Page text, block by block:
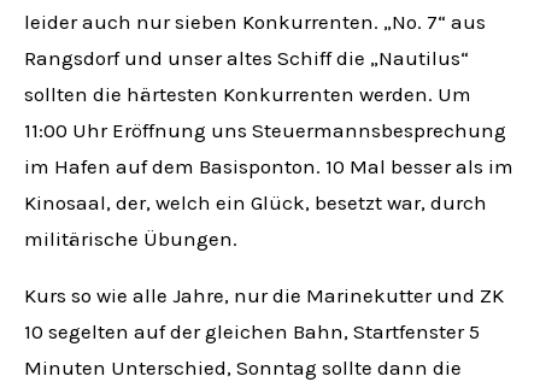
leider auch nur sieben Konkurrenten. „No. 7“ aus
Rangsdorf und unser altes Schiff die „Nautilus“
sollten die härtesten Konkurrenten werden. Um
11:00 Uhr Eröffnung uns Steuermannsbesprechung
im Hafen auf dem Basisponton. 10 Mal besser als im
Kinosaal, der, welch ein Glück, besetzt war, durch
militärische Übungen.
Kurs so wie alle Jahre, nur die Marinekutter und ZK
10 segelten auf der gleichen Bahn, Startfenster 5
Minuten Unterschied, Sonntag sollte dann die